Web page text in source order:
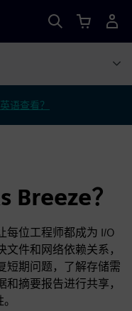
语查看？
Breeze？
每位工程师都成为 I/O
件和网络依赖关系，
短期问题，了解存储需
摘要报告进行共享，